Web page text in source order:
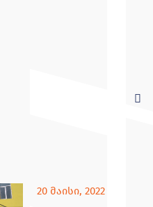
20 მაისი, 2022